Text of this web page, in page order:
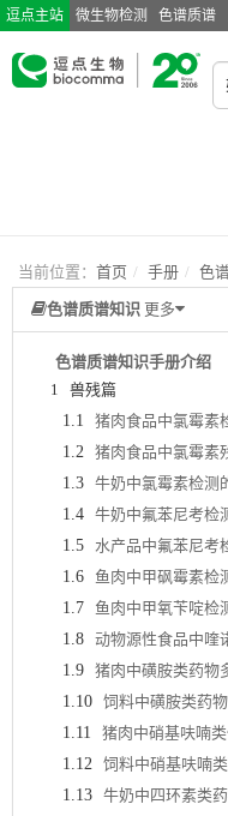
逗点主站 微生物检测 色谱质谱
当前位置： 首页 手册 色
色谱质谱知识 更多
色谱质谱知识手册介绍
1
兽残篇
1.1
猪肉食品中氯霉素
1.2 猪肉食品中氯霉素
1.3 牛奶中氯霉素检测
1.4 牛奶中氟苯尼考检
1.5
水产品中氟苯尼考
1.6
鱼肉中甲砜霉素检
1.7
鱼肉中甲氧苄啶检
1.8 动物源性食品中喹
1.9 猪肉中磺胺类药物多
1.10 饲料中磺胺类药
1.11
猪肉中硝基呋喃类
1.12 饲料中硝基呋喃类
1.13 牛奶中四环素类药